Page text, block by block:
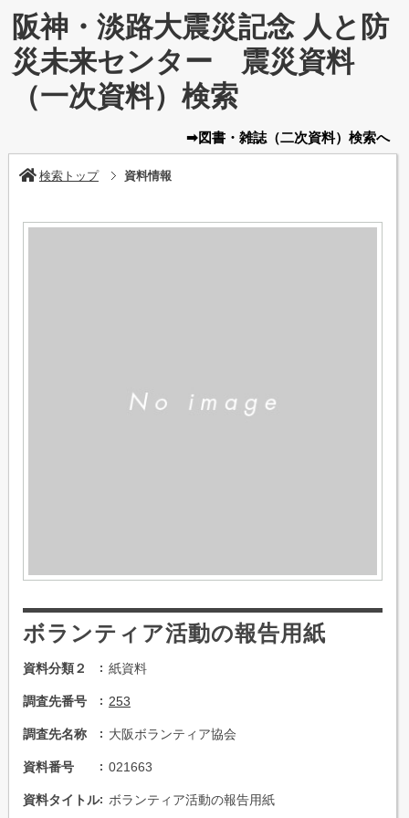
阪神・淡路大震災記念 人と防
災未来センター 震災資料
（一次資料）検索
➡図書・雑誌（二次資料） 検索へ
検索トップ 資料情報
ボランティア活動の報告用紙
資料分類２ 紙資料
調査先番号 253
調査先名称 大阪ボランティア協会
資料番号 021663
資料タイトル ボランティア活動の報告用紙